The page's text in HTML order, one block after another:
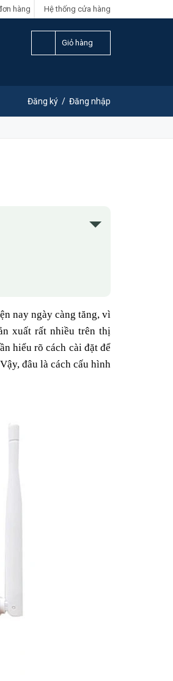
Hệ thống cửa hàng
hàng
Giỏ hàng
Đăng ký / Đăng nhập
nay ngày càng tăng, vì
xuất rất nhiều trên thị
hiểu rõ cách cài đặt để
đâu là cách cấu hình